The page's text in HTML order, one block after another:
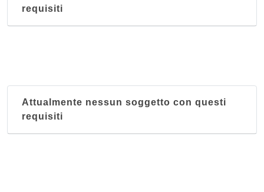
requisiti
Attualmente nessun soggetto con questi
requisiti